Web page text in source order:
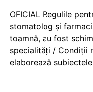
OFICIAL Regulile
stomatolog și
toamnă, au fost
specialități / Condiții
elaborează